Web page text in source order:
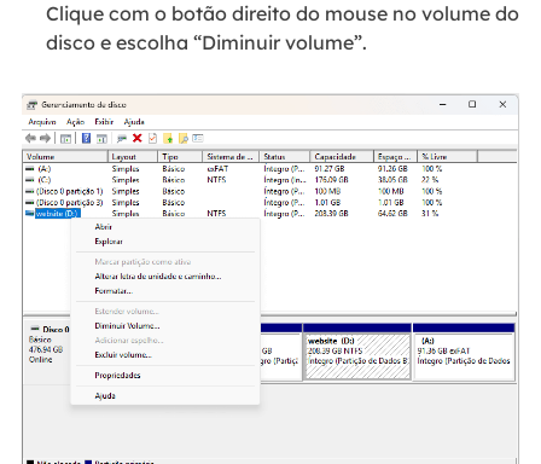
Clique com o botão direito do mouse no volume do
disco e escolha “Diminuir volume”.